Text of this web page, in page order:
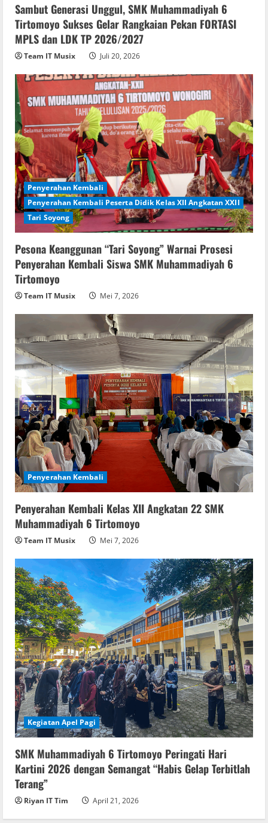
Sambut Generasi Unggul, SMK Muhammadiyah 6
Tirtomoyo Sukses Gelar Rangkaian Pekan FORTASI
MPLS dan LDK TP 2026/2027
Team IT Musix Juli 20, 2026
Penyerahan Kembali
Penyerahan Kembali Peserta Didik Kelas XII Angkatan XXII
Tari Soyong
Pesona Keanggunan “Tari Soyong” Warnai Prosesi
Penyerahan Kembali Siswa SMK Muhammadiyah 6
Tirtomoyo
Team IT Musix Mei 7, 2026
Penyerahan Kembali
Penyerahan Kembali Kelas XII Angkatan 22 SMK
Muhammadiyah 6 Tirtomoyo
Team IT Musix Mei 7, 2026
Kegiatan Apel Pagi
SMK Muhammadiyah 6 Tirtomoyo Peringati Hari
Kartini 2026 dengan Semangat “Habis Gelap Terbitlah
Terang”
Riyan IT Tim April 21, 2026